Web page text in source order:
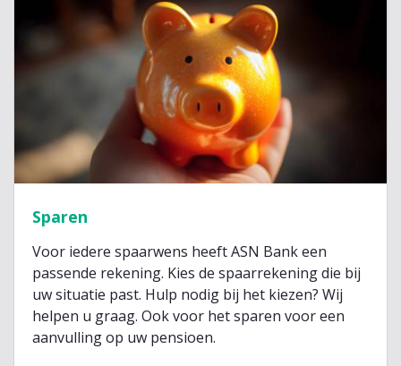
Sparen
Voor iedere spaarwens heeft ASN Bank een
passende rekening. Kies de spaarrekening die bij
uw situatie past. Hulp nodig bij het kiezen? Wij
helpen u graag. Ook voor het sparen voor een
aanvulling op uw pensioen.